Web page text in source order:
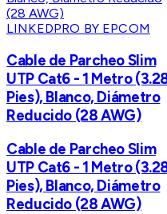
LINKEDPRO BY EPCOM
Cable de Parcheo Slim
UTP Cat6 - 1 Metro
Pies), Blanco, Diámetro
Reducido (28 AWG)
Cable de Parcheo Slim
UTP Cat6 - 1 Metro
Pies), Blanco, Diámetro
Reducido (28 AWG)